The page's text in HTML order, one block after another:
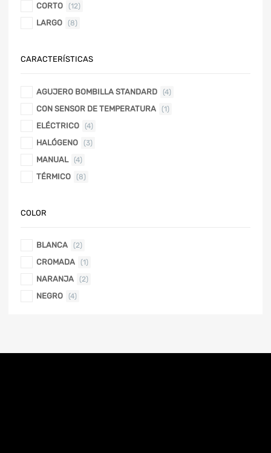
CORTO (12)
LARGO (8)
CARACTERÍSTICAS
AGUJERO BOMBILLA STANDARD (4)
CON SENSOR DE TEMPERATURA (1)
ELÉCTRICO (4)
HALÓGENO (3)
MANUAL (4)
TÉRMICO (8)
COLOR
BLANCA (2)
CROMADA (1)
NARANJA (2)
NEGRO (4)